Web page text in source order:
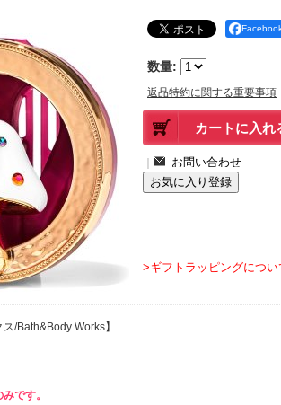
数量:
返品特約に関する重要事項
>ギフトラッピングについ
/Bath&Body Works】
です。